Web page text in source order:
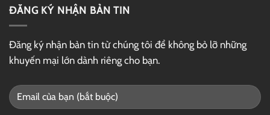
ĐĂNG KÝ NHẬN BẢN TIN
Đăng ký nhận bản tin từ chúng tôi để không bỏ lỡ những
khuyến mại lớn dành riêng cho bạn.